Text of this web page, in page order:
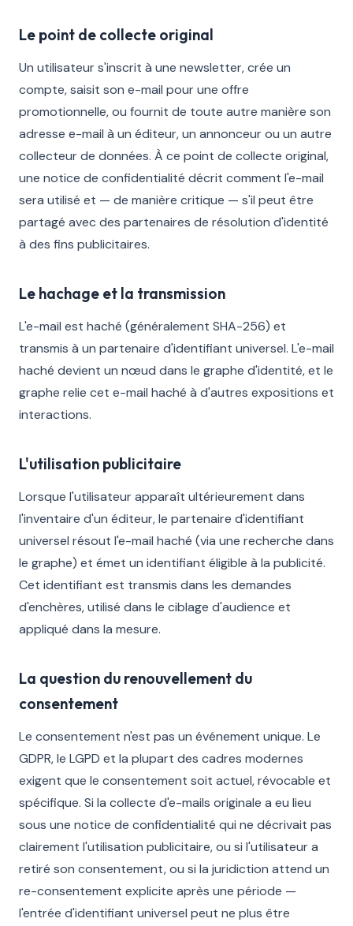
Le point de collecte original
Un utilisateur s'inscrit à une newsletter, crée un
compte, saisit son e-mail pour une offre
promotionnelle, ou fournit de toute autre manière son
adresse e-mail à un éditeur, un annonceur ou un autre
collecteur de données. À ce point de collecte original,
une notice de confidentialité décrit comment l'e-mail
sera utilisé et — de manière critique — s'il peut être
partagé avec des partenaires de résolution d'identité
à des fins publicitaires.
Le hachage et la transmission
L'e-mail est haché (généralement SHA-256) et
transmis à un partenaire d'identifiant universel. L'e-mail
haché devient un nœud dans le graphe d'identité, et le
graphe relie cet e-mail haché à d'autres expositions et
interactions.
L'utilisation publicitaire
Lorsque l'utilisateur apparaît ultérieurement dans
l'inventaire d'un éditeur, le partenaire d'identifiant
universel résout l'e-mail haché (via une recherche dans
le graphe) et émet un identifiant éligible à la publicité.
Cet identifiant est transmis dans les demandes
d'enchères, utilisé dans le ciblage d'audience et
appliqué dans la mesure.
La question du renouvellement du
consentement
Le consentement n'est pas un événement unique. Le
GDPR, le LGPD et la plupart des cadres modernes
exigent que le consentement soit actuel, révocable et
spécifique. Si la collecte d'e-mails originale a eu lieu
sous une notice de confidentialité qui ne décrivait pas
clairement l'utilisation publicitaire, ou si l'utilisateur a
retiré son consentement, ou si la juridiction attend un
re-consentement explicite après une période —
l'entrée d'identifiant universel peut ne plus être